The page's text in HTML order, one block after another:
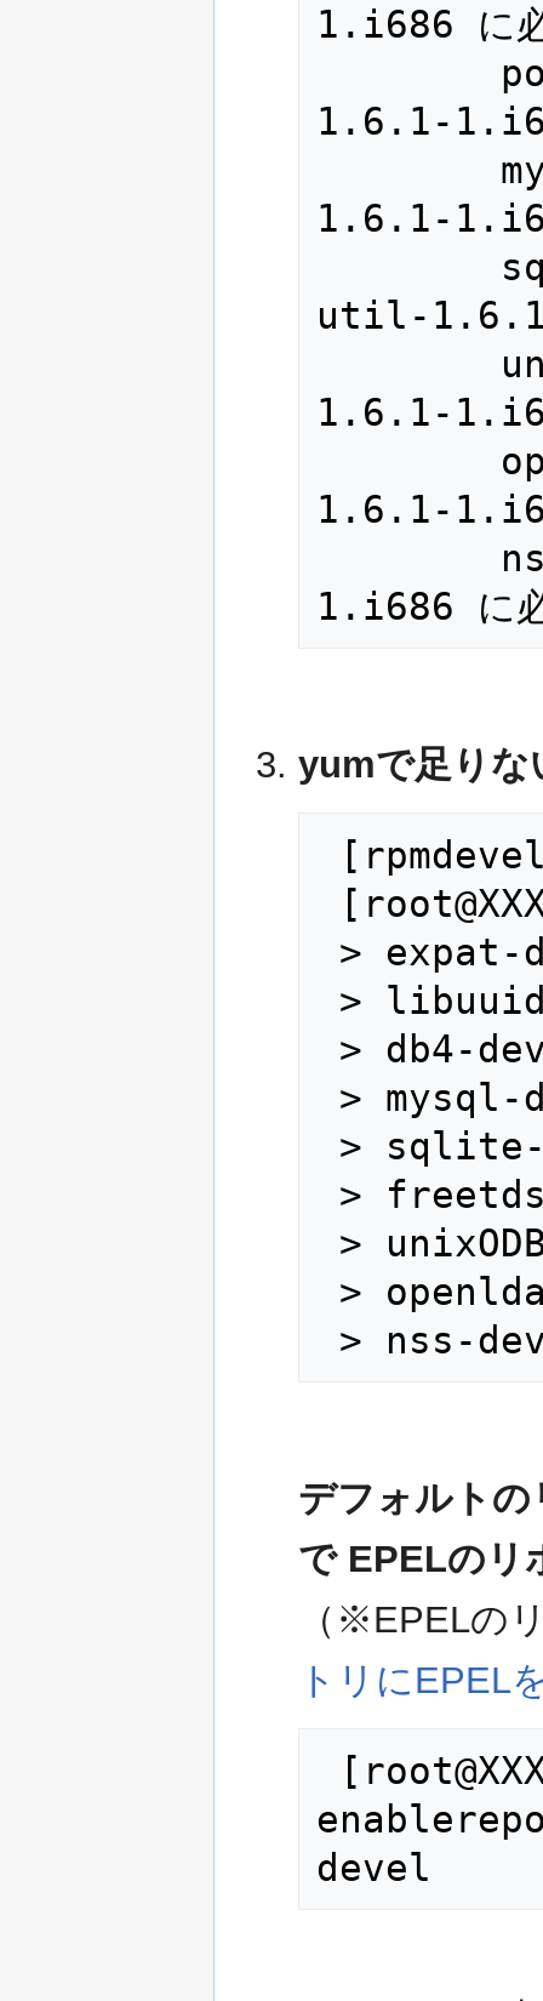
1.i686 に必
1.6.1-
1.6.1-
util-1.6.1-
1.6.1-
1.6.1-
1.i686 に必
yumで足りな
> nss-
デフォルト
で EPELのリ
（※EPELの
トリにEPEL
devel